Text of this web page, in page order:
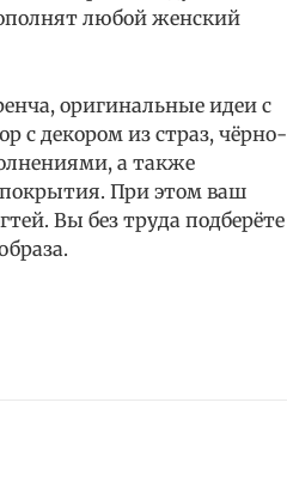
любой женский
оригинальные идеи с
декором из страз, чёрно-
а также
При этом ваш
Вы без труда подберёте